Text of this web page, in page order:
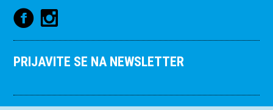
PRIJAVITE SE NA NEWSLETTER